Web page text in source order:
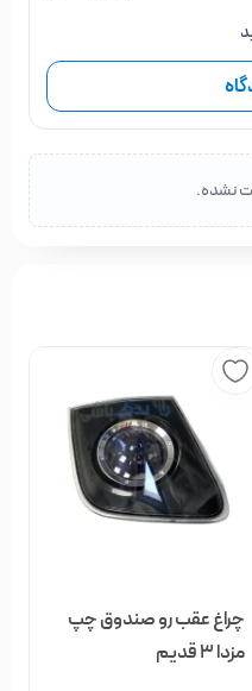
نشده.
چراغ عقب رو صندوق چپ
مزدا 3 قدیم